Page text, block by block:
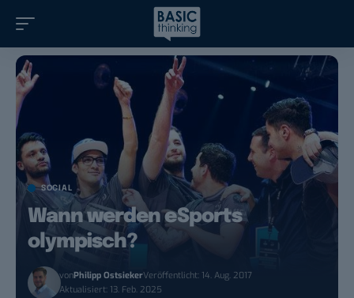
SOCIAL
Wann werden eSports
olympisch?
vonPhilipp OstsiekerVeröffentlicht: 14. Aug. 2017
Aktualisiert: 13. Feb. 2025